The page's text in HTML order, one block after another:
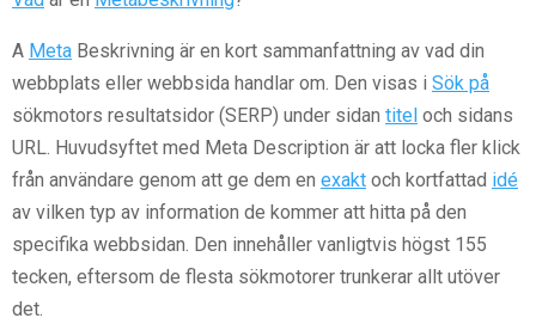
A Meta Beskrivning är en kort sammanfattning av vad din
webbplats eller webbsida handlar om. Den visas i Sök på
sökmotors resultatsidor (SERP) under sidan titel och sidans
URL. Huvudsyftet med Meta Description är att locka fler klick
från användare genom att ge dem en exakt och kortfattad idé
av vilken typ av information de kommer att hitta på den
specifika webbsidan. Den innehåller vanligtvis högst 155
tecken, eftersom de flesta sökmotorer trunkerar allt utöver
det.